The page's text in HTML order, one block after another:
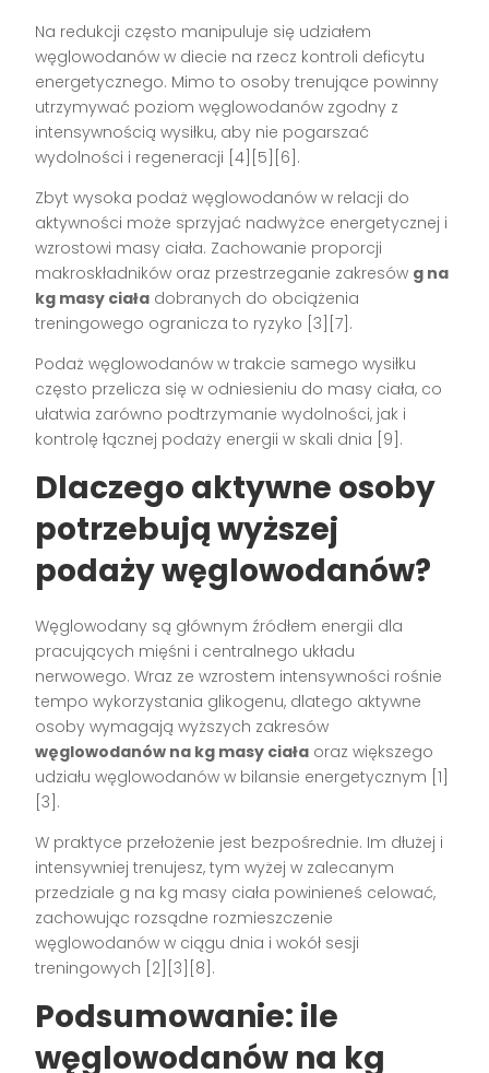
Na redukcji często manipuluje się udziałem
węglowodanów w diecie na rzecz kontroli deficytu
energetycznego. Mimo to osoby trenujące powinny
utrzymywać poziom węglowodanów zgodny z
intensywnością wysiłku, aby nie pogarszać
wydolności i regeneracji [4][5][6].
Zbyt wysoka podaż węglowodanów w relacji do
aktywności może sprzyjać nadwyżce energetycznej i
wzrostowi masy ciała. Zachowanie proporcji
makroskładników oraz przestrzeganie zakresów g na
kg masy ciała dobranych do obciążenia
treningowego ogranicza to ryzyko [3][7].
Podaż węglowodanów w trakcie samego wysiłku
często przelicza się w odniesieniu do masy ciała, co
ułatwia zarówno podtrzymanie wydolności, jak i
kontrolę łącznej podaży energii w skali dnia [9].
Dlaczego aktywne osoby
potrzebują wyższej
podaży węglowodanów?
Węglowodany są głównym źródłem energii dla
pracujących mięśni i centralnego układu
nerwowego. Wraz ze wzrostem intensywności rośnie
tempo wykorzystania glikogenu, dlatego aktywne
osoby wymagają wyższych zakresów
węglowodanów na kg masy ciała oraz większego
udziału węglowodanów w bilansie energetycznym [1]
[3].
W praktyce przełożenie jest bezpośrednie. Im dłużej i
intensywniej trenujesz, tym wyżej w zalecanym
przedziale g na kg masy ciała powinieneś celować,
zachowując rozsądne rozmieszczenie
węglowodanów w ciągu dnia i wokół sesji
treningowych [2][3][8].
Podsumowanie: ile
węglowodanów na kg